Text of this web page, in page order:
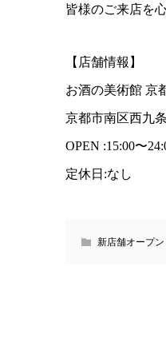
皆様のご来店を
【店舗情報】
お酒の美術館 京
京都市南区西九
OPEN :15:00〜
定休日:なし
新店舗オープン